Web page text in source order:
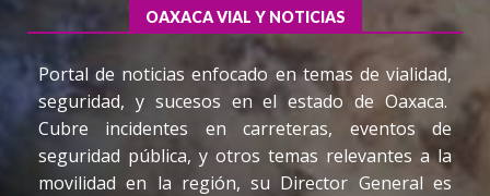
OAXACA VIAL Y NOTICIAS
Portal de noticias enfocado en temas de vialidad,
seguridad, y sucesos en el estado de Oaxaca.
Cubre incidentes en carreteras, eventos de
seguridad pública, y otros temas relevantes a la
movilidad en la región, su Director General es